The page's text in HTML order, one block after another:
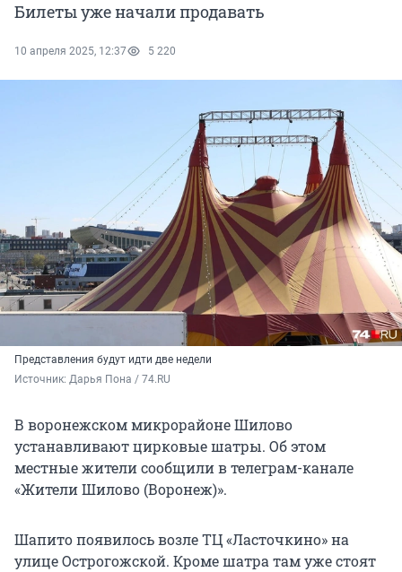
Билеты уже начали продавать
10 апреля 2025, 12:37 5 220
Представления будут идти две недели
Источник: Дарья Пона / 74.RU
В воронежском микрорайоне Шилово
устанавливают цирковые шатры. Об этом
местные жители сообщили в телеграм-канале
«Жители Шилово (Воронеж)».
Шапито появилось возле ТЦ «Ласточкино» на
улице Острогожской. Кроме шатра там уже стоят